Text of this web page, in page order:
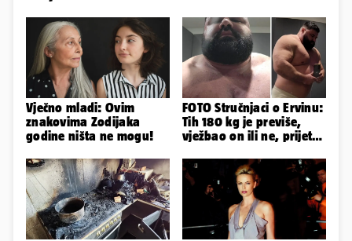
Vječno mladi: Ovim
znakovima Zodijaka
godine ništa ne mogu!
FOTO Stručnjaci o Ervinu:
Tih 180 kg je previše,
vježbao on ili ne, prijete